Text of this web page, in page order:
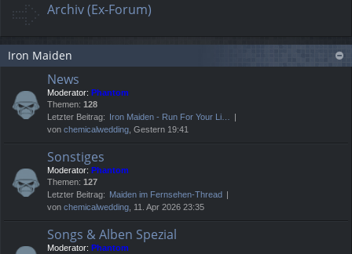
Archiv (Ex-Forum)
Iron Maiden
News
Moderator: Phantom
Themen: 128
Letzter Beitrag: Iron Maiden - Run For Your Li…
von chemicalwedding , Gestern 19:41
Sonstiges
Moderator: Phantom
Themen: 127
Letzter Beitrag: Maiden im Fernsehen-Thread
von chemicalwedding , 11. Apr 2026 23:35
Songs & Alben Spezial
Moderator: Phantom